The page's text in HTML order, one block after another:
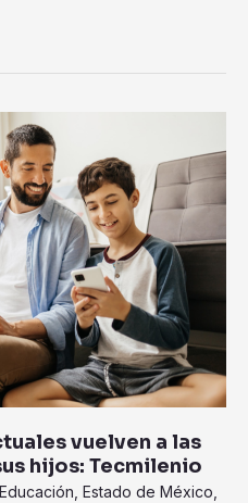
vuelven a las
hijos: Tecmilenio
Educación Estado de México